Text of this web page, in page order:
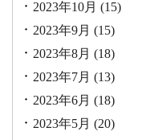
2023年10月 (15)
2023年9月 (15)
2023年8月 (18)
2023年7月 (13)
2023年6月 (18)
2023年5月 (20)